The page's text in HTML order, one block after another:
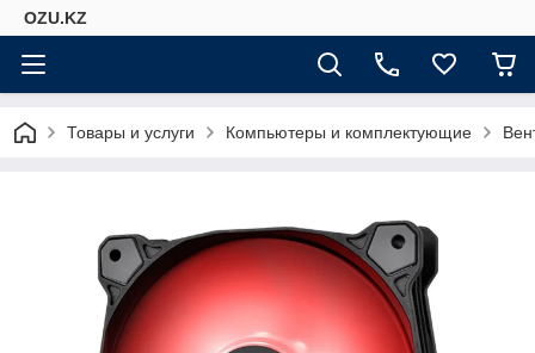
OZU.KZ
Товары и услуги Компьютеры и комплектующие